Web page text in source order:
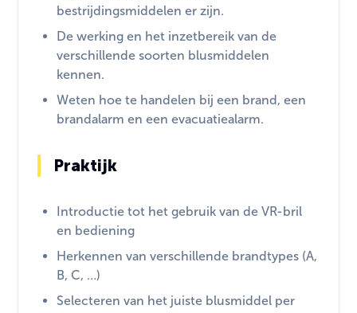
bestrijdingsmiddelen er zijn.
De werking en het inzetbereik van de
verschillende soorten blusmiddelen
kennen.
Weten hoe te handelen bij een brand, een
brandalarm en een evacuatiealarm.
Praktijk
Introductie tot het gebruik van de VR-bril
en bediening
Herkennen van verschillende brandtypes (A,
B, C, …)
Selecteren van het juiste blusmiddel per